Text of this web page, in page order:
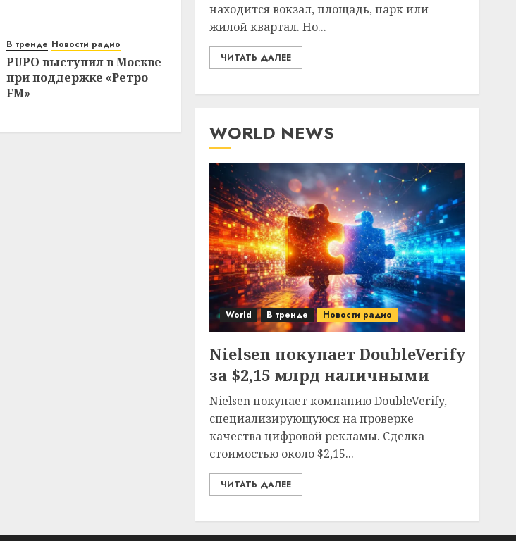
В тренде Новости радио
PUPO выступил в Москве
при поддержке «Ретро
FM»
находится вокзал, площадь, парк или
жилой квартал. Но...
ЧИТАТЬ ДАЛЕЕ
WORLD NEWS
World В тренде Новости радио
Nielsen покупает DoubleVerify
за $2,15 млрд наличными
Nielsen покупает компанию DoubleVerify,
специализирующуюся на проверке
качества цифровой рекламы. Сделка
стоимостью около $2,15...
ЧИТАТЬ ДАЛЕЕ